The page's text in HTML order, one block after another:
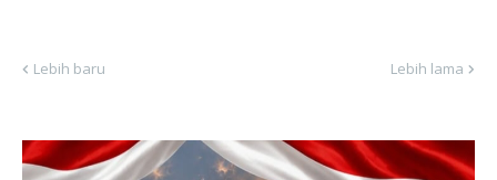
Lebih baru Lebih lama